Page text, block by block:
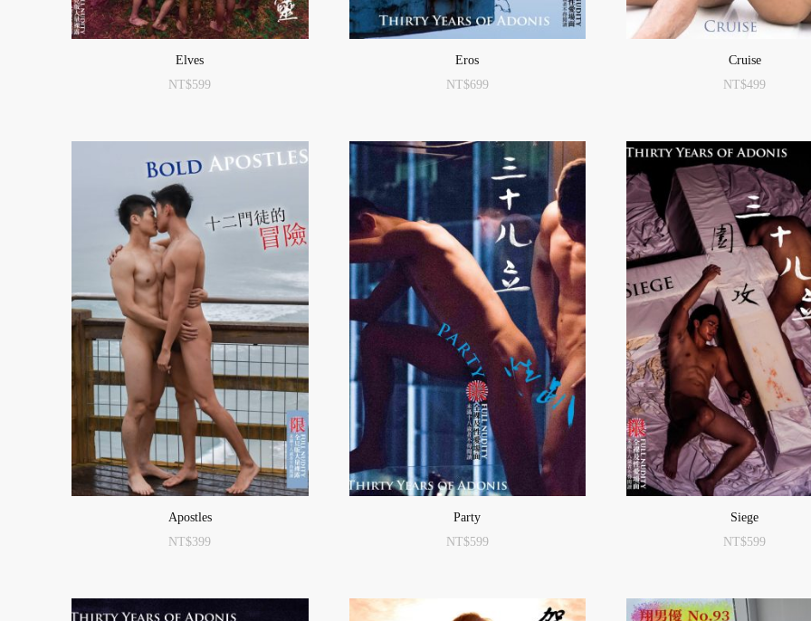
Elves
NT$599
Eros
NT$699
Cruise
NT$499
Apostles
NT$399
Party
NT$599
Siege
NT$599